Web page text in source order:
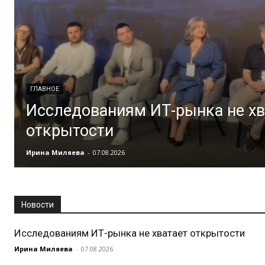
ГЛАВНОЕ
Исследованиям ИТ-рынка не
открытости
Ирина Миляева - 07.08.2026
Новости
Исследованиям ИТ-рынка не хватает открытости
Ирина Миляева - 07.08.2026